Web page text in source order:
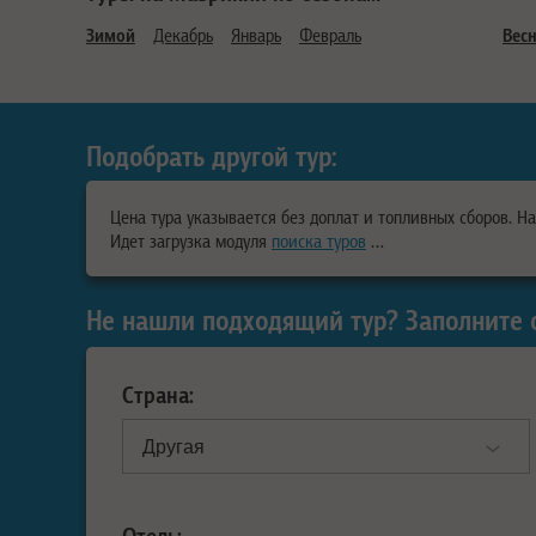
Зимой Декабрь Январь Февраль
Подобрать другой тур:
Цена тура указывается без доплат и топливных сборов.
Идет загрузка модуля поиска туров …
Не нашли подходящий тур?
Страна: